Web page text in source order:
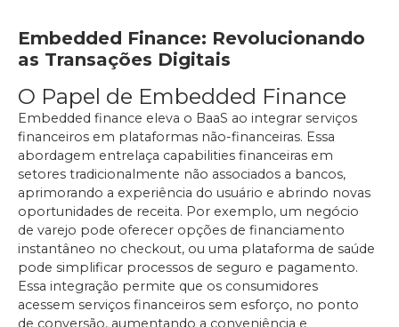
Embedded Finance: Revolucionando
as Transações Digitais
O Papel de Embedded Finance
Embedded finance eleva o BaaS ao integrar serviços
financeiros em plataformas não-financeiras. Essa
abordagem entrelaça capabilities financeiras em
setores tradicionalmente não associados a bancos,
aprimorando a experiência do usuário e abrindo novas
oportunidades de receita. Por exemplo, um negócio
de varejo pode oferecer opções de financiamento
instantâneo no checkout, ou uma plataforma de saúde
pode simplificar processos de seguro e pagamento.
Essa integração permite que os consumidores
acessem serviços financeiros sem esforço, no ponto
de conversão, aumentando a conveniência e